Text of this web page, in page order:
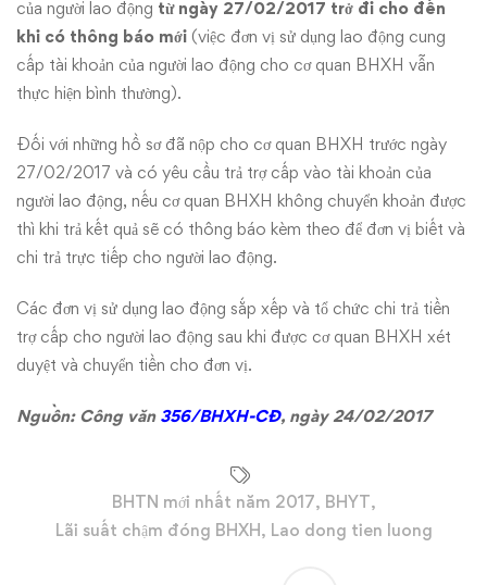
của người lao động từ ngày 27/02/2017 trở đi cho đến
khi có thông báo mới (việc đơn vị sử dụng lao động cung
cấp tài khoản của người lao động cho cơ quan BHXH vẫn
thực hiện bình thường).
Đối với những hồ sơ đã nộp cho cơ quan BHXH trước ngày
27/02/2017 và có yêu cầu trả trợ cấp vào tài khoản của
người lao động, nếu cơ quan BHXH không chuyển khoản được
thì khi trả kết quả sẽ có thông báo kèm theo để đơn vị biết và
chi trả trực tiếp cho người lao động.
Các đơn vị sử dụng lao động sắp xếp và tổ chức chi trả tiền
trợ cấp cho người lao động sau khi được cơ quan BHXH xét
duyệt và chuyển tiền cho đơn vị.
Nguồn: Công văn 356/BHXH-CĐ, ngày 24/02/2017
BHTN mới nhất năm 2017, BHYT,
Lãi suất chậm đóng BHXH, Lao dong tien luong